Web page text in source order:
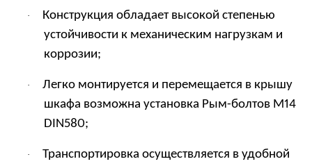
·
Конструкция обладает высокой степенью
устойчивости к механическим нагрузкам и
коррозии;
·
Легко монтируется и перемещается в крышу
шкафа возможна установка Рым-болтов M14
DIN580;
·
Транспортировка осуществляется в удобной